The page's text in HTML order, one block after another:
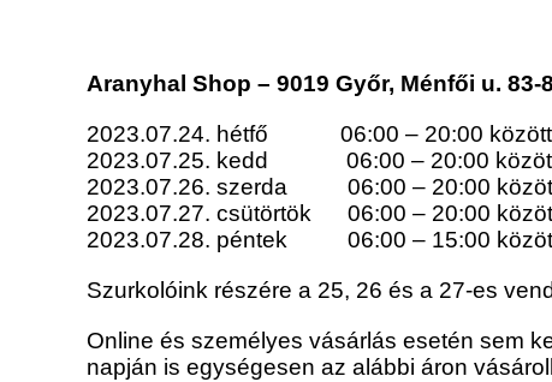
Aranyhal Shop – 9019 Győr, Ménfői u. 83-
2023.07.24. hétfő 06:00 – 20:00 között
2023.07.25. kedd 06:00 – 20:00
2023.07.26. szerda 06:00 – 20:00
2023.07.27. csütörtök 06:00 – 20:00
2023.07.28. péntek 06:00 – 15:00
Szurkolóink részére a 25, 26 és a 27-es
Online és személyes vásárlás esetén sem
napján is egységesen az alábbi áron